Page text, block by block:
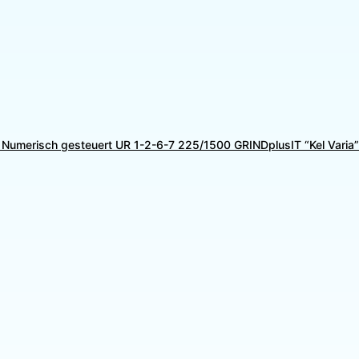
Numerisch gesteuert UR 1-2-6-7 225/1500 GRINDplusIT “Kel Varia”